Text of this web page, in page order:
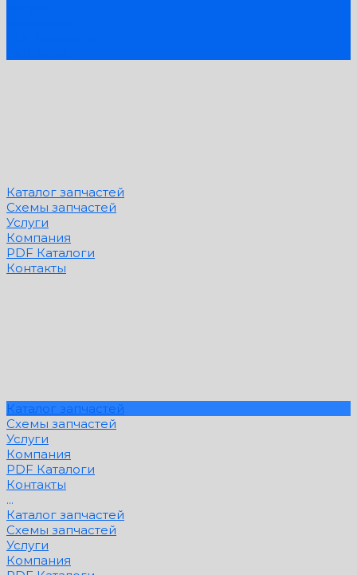
Каталог запчастей
Схемы запчастей
Услуги
Компания
PDF Каталоги
Контакты
Каталог запчастей
Схемы запчастей
Услуги
Компания
PDF Каталоги
Контакты
...
Каталог запчастей
Схемы запчастей
Услуги
Компания